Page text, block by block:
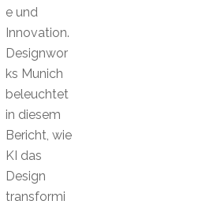
e und
Innovation.
Designwor
ks Munich
beleuchtet
in diesem
Bericht, wie
KI das
Design
transformi